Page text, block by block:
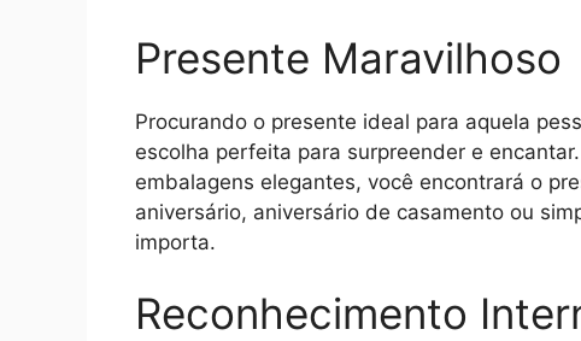
Presente Maravilhoso
Procurando o presente ideal para aquela
escolha perfeita para surpreender e
embalagens elegantes, você encontrará o
aniversário, aniversário de casamento ou
importa.
Reconhecimento